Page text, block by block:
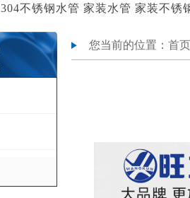
304不锈钢水管 家装水管 家装不锈
您当前的位置： 首页